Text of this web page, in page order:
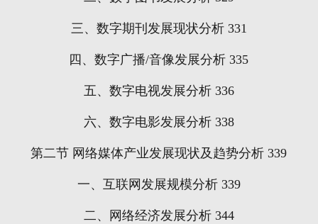
三、数字期刊发展现状分析331
四、数字广播/音像发展分析 335
五、数字电视发展分析336
六、数字电影发展分析338
第二节 网络媒体产业发展现状及趋势分析 339
一、互联网发展规模分析339
二、网络经济发展分析344